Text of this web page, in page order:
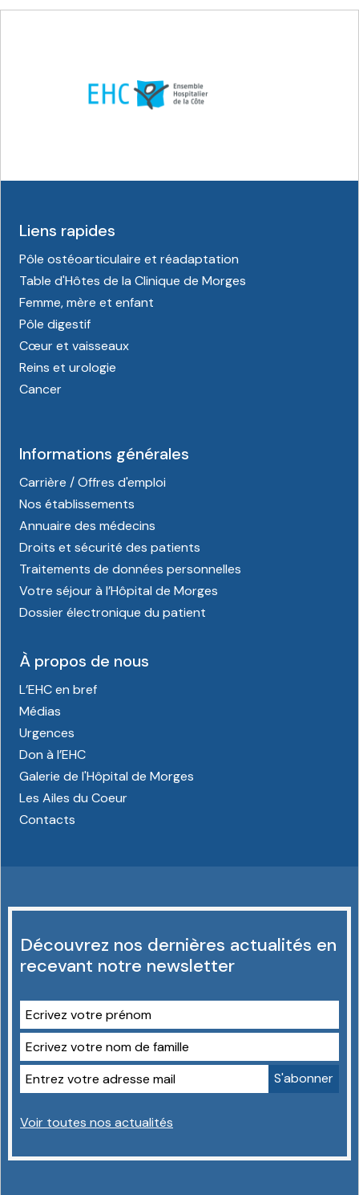
Liens rapides
Pôle ostéoarticulaire et réadaptation
Table d'Hôtes de la Clinique de Morges
Femme, mère et enfant
Pôle digestif
Cœur et vaisseaux
Reins et urologie
Cancer
Informations générales
Carrière / Offres d'emploi
Nos établissements
Annuaire des médecins
Droits et sécurité des patients
Traitements de données personnelles
Votre séjour à l’Hôpital de Morges
Dossier électronique du patient
À propos de nous
L’EHC en bref
Médias
Urgences
Don à l’EHC
Galerie de l'Hôpital de Morges
Les Ailes du Coeur
Contacts
Découvrez nos dernières actualités en
recevant notre newsletter
Voir toutes nos actualités